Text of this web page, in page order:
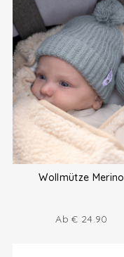
Wollmütze Merino
Ab€ 24.90